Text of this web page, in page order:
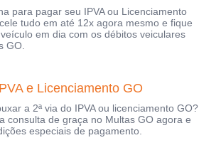
para pagar seu IPVA ou Licenciamento
tudo em até 12x agora mesmo e fique
em dia com os débitos veiculares
GO.
e Licenciamento GO
a 2ª via do IPVA ou licenciamento GO?
consulta de graça no Multas GO agora e
especiais de pagamento.